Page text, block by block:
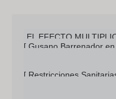
EL EFECTO
[ Gusano Barrenador
[ Restricciones